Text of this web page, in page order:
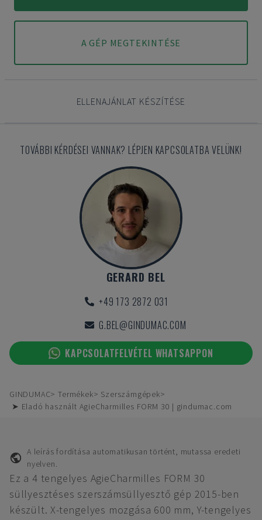
A GÉP MEGTEKINTÉSE
ELLENAJÁNLAT KÉSZÍTÉSE
TOVÁBBI KÉRDÉSEI VANNAK? LÉPJEN KAPCSOLATBA VELÜNK!
GERARD BEL
+49 173 2872 031
G.BEL@GINDUMAC.COM
KAPCSOLATFELVÉTEL WHATSAPPON
GINDUMAC Termékek
Szerszámgépek
➤ Eladó használt AgieCharmilles FORM 30 | gindumac.com
A leírás fordítása automatikusan történt, mutassa eredeti
nyelven.
Ez a 4 tengelyes AgieCharmilles FORM 30
süllyesztéses szerszámsüllyesztő gép 2015-ben
készült. X-tengelyes mozgása 600 mm, Y-tengelyes